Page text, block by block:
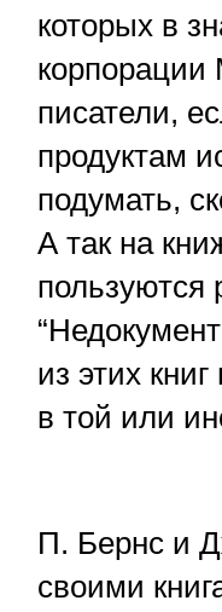
которых в
корпорации
писатели,
продуктам
подумать,
А так на
пользуются
из этих
в той или
П. Бернс и
своими